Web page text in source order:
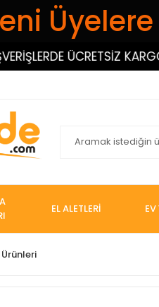
ÜCRETSİZ KARGO!
EL ALETLERİ